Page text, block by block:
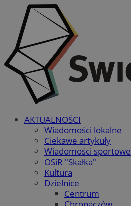
AKTUALNOŚCI
Wiadomości lokalne
Ciekawe artykuły
Wiadomości sportowe
OSiR "Skałka"
Kultura
Dzielnice
Centrum